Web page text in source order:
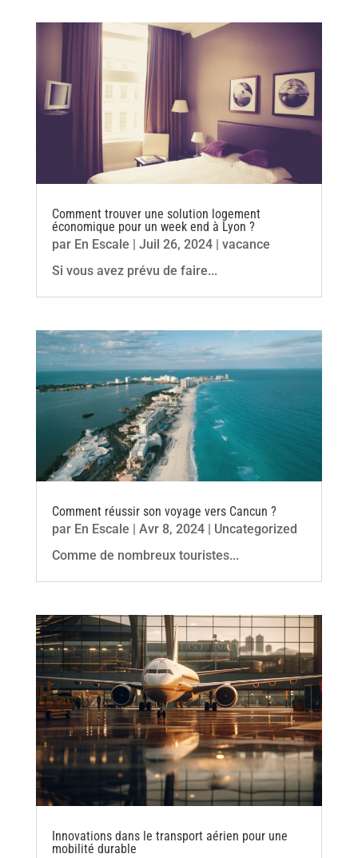
Comment trouver une solution logement
économique pour un week end à Lyon ?
par En Escale | Juil 26, 2024| vacance
Si vous avez prévu de faire...
Comment réussir son voyage vers Cancun ?
par En Escale Avr 8, 2024| Uncategorized
Comme de nombreux touristes...
Innovations dans le transport aérien pour une
mobilité durable